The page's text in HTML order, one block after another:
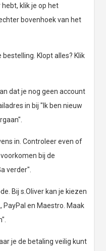
klik je op het
bovenhoek van het
Klopt alles? Klik
dat je nog geen account
in bij "Ik ben nieuw
in. Controleer even of
bij de
verder".
Bij s.Oliver kan je kiezen
PayPal en Maestro. Maak
je de betaling veilig kunt